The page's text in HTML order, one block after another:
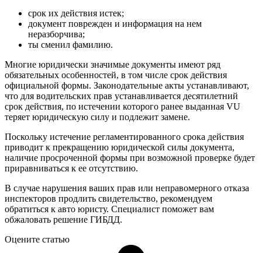
срок их действия истек;
документ поврежден и информация на нем
неразборчива;
ты сменил фамилию.
Многие юридически значимые документы имеют ряд
обязательных особенностей, в том числе срок действия
официальной формы. Законодательные акты устанавливают,
что для водительских прав устанавливается десятилетний
срок действия, по истечении которого ранее выданная VU
теряет юридическую силу и подлежит замене.
Поскольку истечение регламентированного срока действия
приводит к прекращению юридической силы документа,
наличие просроченной формы при возможной проверке будет
приравниваться к ее отсутствию.
В случае нарушения ваших прав или неправомерного отказа
инспекторов продлить свидетельство, рекомендуем
обратиться к авто юристу. Специалист поможет вам
обжаловать решение ГИБДД.
Оцените статью